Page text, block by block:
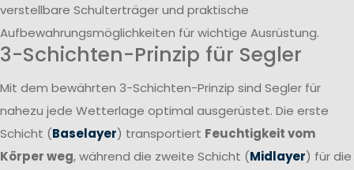
verstellbare Schulterträger und praktische
Aufbewahrungsmöglichkeiten für wichtige Ausrüstung.
3-Schichten-Prinzip für Segler
Mit dem bewährten 3-Schichten-Prinzip sind Segler für
nahezu jede Wetterlage optimal ausgerüstet. Die erste
Schicht (Baselayer) transportiert Feuchtigkeit vom
Körper weg, während die zweite Schicht (Midlayer) für die